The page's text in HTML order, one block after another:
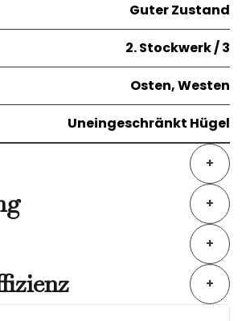
Guter Zustand
2. Stockwerk / 3
Osten, Westen
Uneingeschränkt Hügel
+
+
+
+